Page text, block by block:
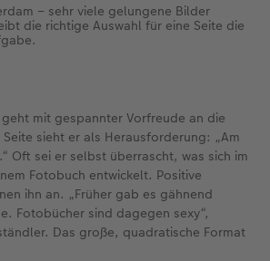
– sehr viele gelungene Bilder
die richtige Auswahl für eine Seite die
mit gespannter Vorfreude an die
sieht er als Herausforderung: „Am
Oft sei er selbst überrascht, was sich im
Fotobuch entwickelt. Positive
ihn an. „Früher gab es gähnend
Fotobücher sind dagegen sexy“,
Das große, quadratische Format